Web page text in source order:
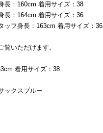
長：160cm 着用サイズ：38
長：164cm 着用サイズ：36
ッフ身長：163cm 着用サイズ：36
いただけます。
着用サイズ：38
ックスブルー